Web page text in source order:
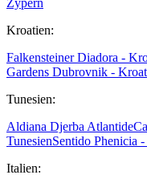
Zypern
Kroatien:
Falkensteiner Diadora -
Gardens Dubrovnik -
Tunesien:
Aldiana Djerba Atlantide
TunesienSentido Phenicia -
Italien: